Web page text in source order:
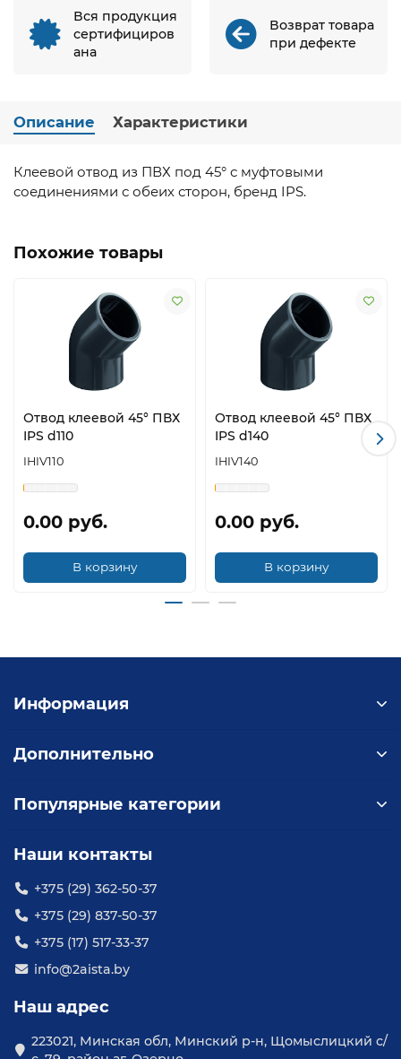
Вся продукция
сертифициров
ана
Возврат товара
при дефекте
Описание Характеристики
Клеевой отвод из ПВХ под 45° с муфтовыми
соединениями с обеих сторон, бренд IPS.
Похожие товары
Отвод клеевой 45° ПВХ
IPS d110
IHIV110
0.00 руб.
В корзину
Отвод клеевой 45° ПВХ
IPS d140
IHIV140
0.00 руб.
В корзину
Информация
Дополнительно
Популярные категории
Наши контакты
+375 (29) 362-50-37
+375 (29) 837-50-37
+375 (17) 517-33-37
info@2aista.by
Наш адрес
223021, Минская обл, Минский р-н, Щомыслицкий с/